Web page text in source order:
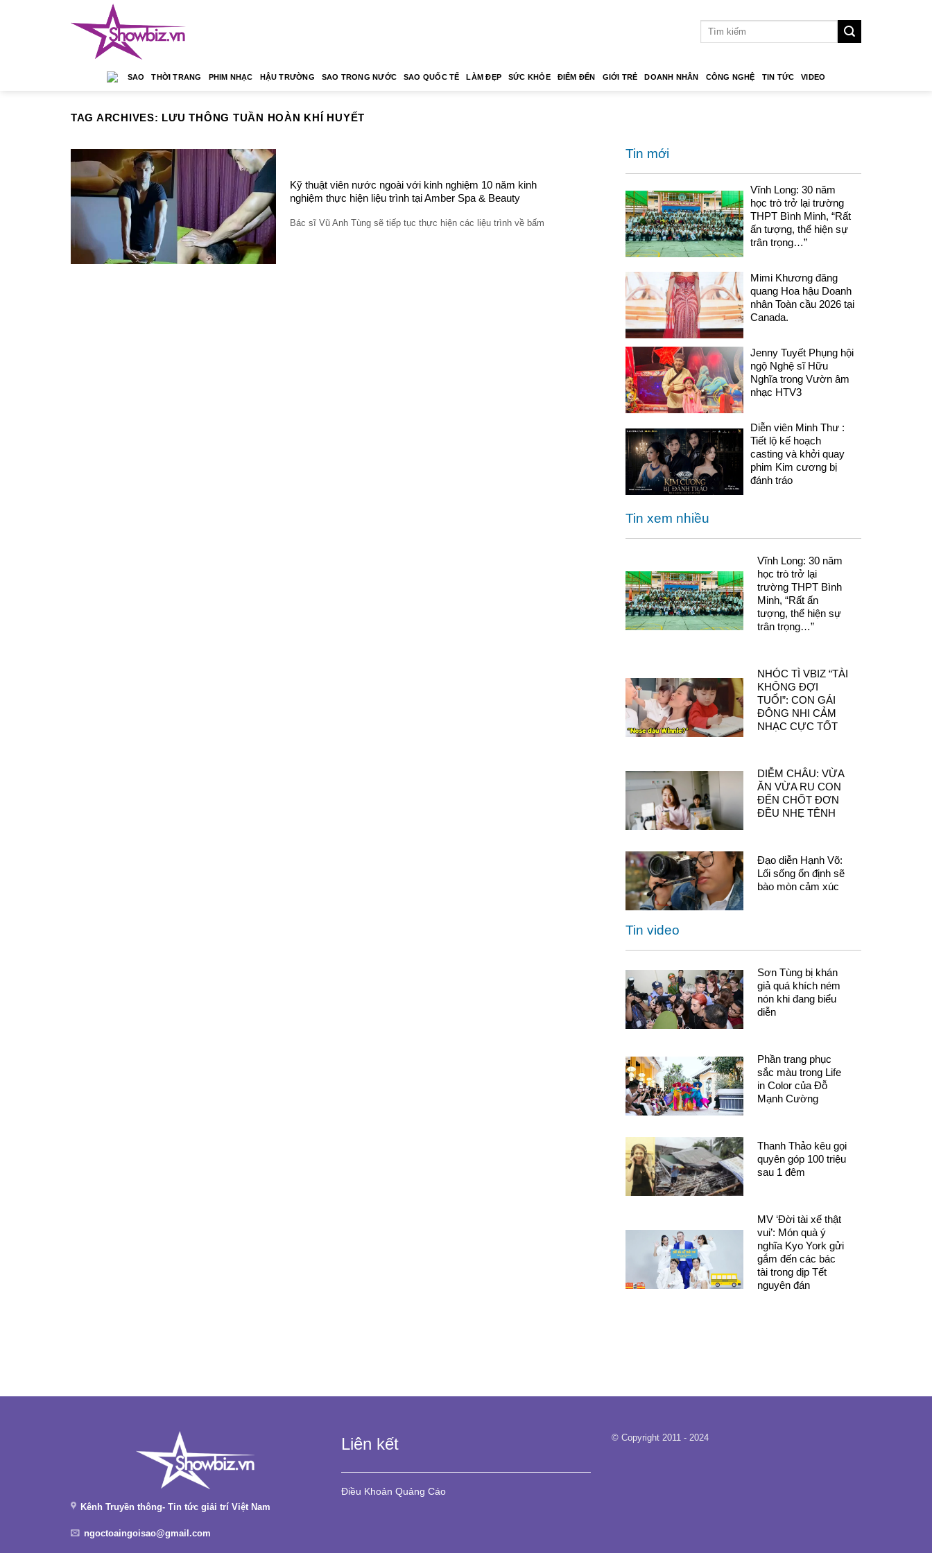
SAO THỜI TRANG PHIM NHẠC HẬU TRƯỜNG SAO TRONG NƯỚC SAO QUỐC TẾ LÀM ĐẸP SỨC KHỎE ĐIỂM ĐẾN GIỚI TRẺ DOANH NHÂN CÔNG NGHỆ TIN TỨC VIDEO
TAG ARCHIVES: LƯU THÔNG TUẦN HOÀN KHÍ HUYẾT
Kỹ thuật viên nước ngoài với kinh nghiệm 10 năm kinh
nghiệm thực hiện liệu trình tại Amber Spa & Beauty
Bác sĩ Vũ Anh Tùng sẽ tiếp tục thực hiện các liệu trình về bấm
Tin mới
Vĩnh Long: 30 năm
học trò trở lại trường
THPT Bình Minh, “Rất
ấn tượng, thể hiện sự
trân trọng…”
Mimi Khương đăng
quang Hoa hậu Doanh
nhân Toàn cầu 2026 tại
Canada.
Jenny Tuyết Phụng hội
ngộ Nghệ sĩ Hữu
Nghĩa trong Vườn âm
nhạc HTV3
Diễn viên Minh Thư :
Tiết lộ kế hoạch
casting và khởi quay
phim Kim cương bị
đánh tráo
Tin xem nhiều
Vĩnh Long: 30 năm
học trò trở lại
trường THPT Bình
Minh, “Rất ấn
tượng, thể hiện sự
trân trọng…”
NHÓC TÌ VBIZ “TÀI
KHÔNG ĐỢI
TUỔI”: CON GÁI
ĐÔNG NHI CẢM
NHẠC CỰC TỐT
DIỄM CHÂU: VỪA
ĂN VỪA RU CON
ĐẾN CHỐT ĐƠN
ĐỀU NHẸ TÊNH
Đạo diễn Hạnh Võ:
Lối sống ổn định sẽ
bào mòn cảm xúc
Tin video
Sơn Tùng bị khán
giả quá khích ném
nón khi đang biểu
diễn
Phần trang phục
sắc màu trong Life
in Color của Đỗ
Mạnh Cường
Thanh Thảo kêu gọi
quyên góp 100 triệu
sau 1 đêm
MV ‘Đời tài xế thật
vui’: Món quà ý
nghĩa Kyo York gửi
gắm đến các bác
tài trong dịp Tết
nguyên đán
Kênh Truyền thông- Tin tức giải trí Việt Nam
ngoctoaingoisao@gmail.com
Liên kết
Điều Khoản Quảng Cáo
© Copyright 2011 - 2024